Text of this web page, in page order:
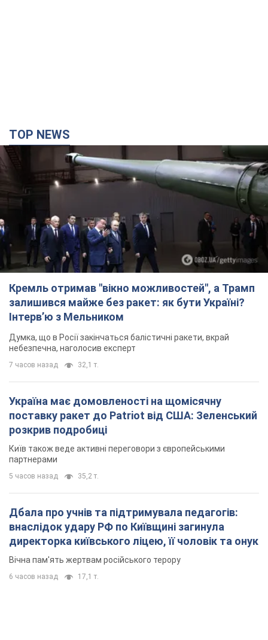
Кремль отримав "вікно можливостей", а Трамп
залишився майже без ракет: як бути Україні?
Інтерв’ю з Мельником
Думка, що в Росії закінчаться балістичні ракети, вкрай
небезпечна, наголосив експерт
7 часов назад 32,1 т.
Україна має домовленості на щомісячну
поставку ракет до Patriot від США: Зеленський
розкрив подробиці
партнерами
Дбала про учнів та підтримувала педагогів:
внаслідок удару РФ по Київщині загинула
директорка київського ліцею, її чоловік та онук
6 часов назад